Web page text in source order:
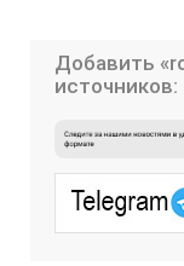
Добавить
источников: